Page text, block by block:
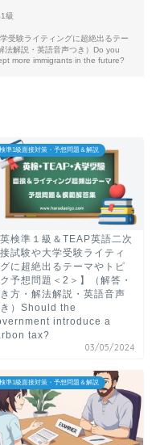
級
受験ライティングに超絶出るテー
法解説・英語音声つき）Do you
more immigrants in the future?
準1級面接対策・予想問題＆解説
英検準１級＆TEAP英語二次
試験や大学受験ライティ
に超絶出るテーマやトピ
予想問題＜2＞】（解答・
方・解法解説・英語音声
）Should the
introduce a
tax?
03/05/2024
準1級面接対策・予想問題＆解説